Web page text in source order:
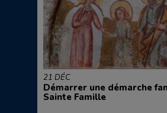
21 DÉC
Démarrer une démarche
Sainte Famille